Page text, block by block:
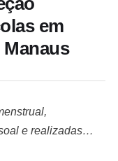
em
e realizadas